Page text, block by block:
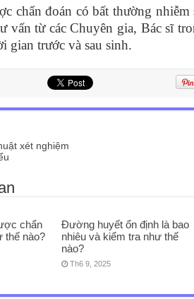
chẩn đoán có bất thường nhiễm
vấn từ các Chuyên gia, Bác sĩ
gian trước và sau sinh.
xét nghiệm
chẩn
thế nào?
Đường huyết ổn định là bao
nhiêu và kiểm tra như thế
nào?
Th6 9, 2025